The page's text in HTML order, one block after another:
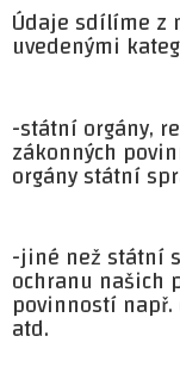
Údaje sdílíme z
uvedenými
-státní orgány,
zákonných
orgány státní
-jiné než státní
ochranu našich
povinností
atd.